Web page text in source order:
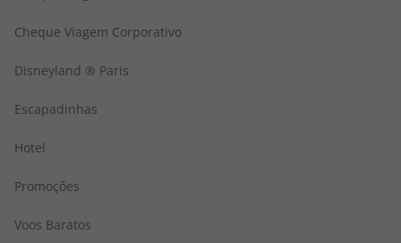
Cheque Viagem Corporativo
Disneyland ® Paris
Escapadinhas
Hotel
Promoções
Voos Baratos